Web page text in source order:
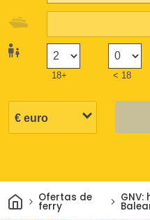
18+ < 18
InicioOfertas de
ferry